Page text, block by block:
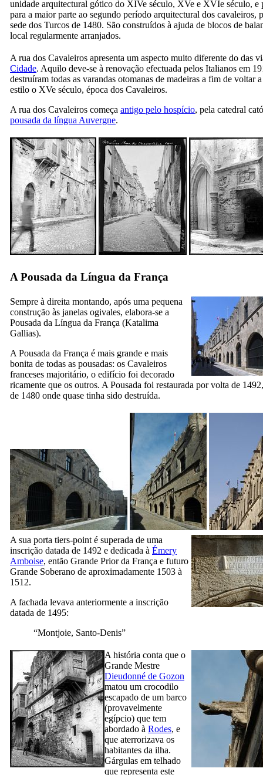
unidade arquitectural gótico do XIVe século, XVe e XVIe século, e
para a maior parte ao segundo período arquitectural dos cavaleiros,
sede dos Turcos de 1480. São construídos à ajuda de blocos de
local regularmente arranjados.
A rua dos Cavaleiros apresenta um aspecto muito diferente do das
Cidade. Aquilo deve-se à renovação efectuada pelos Italianos em
destruíram todas as varandas otomanas de madeiras a fim de voltar
estilo o XVe século, época dos Cavaleiros.
A rua dos Cavaleiros começa antigo pelo hospício, pela catedral
pousada da língua Auvergne.
A Pousada da Língua da França
Sempre à direita montando, após uma pequena
construção às janelas ogivales, elabora-se a
Pousada da Língua da França (Katalima
Gallias).
A Pousada da França é mais grande e mais
bonita de todas as pousadas: os Cavaleiros
franceses majoritário, o edifício foi decorado
ricamente que os outros. A Pousada foi restaurada por volta de
de 1480 onde quase tinha sido destruída.
A sua porta tiers-point é superada de uma
inscrição datada de 1492 e dedicada à Émery
Amboise, então Grande Prior da França e futuro
Grande Soberano de aproximadamente 1503 à
1512.
A fachada levava anteriormente a inscrição
datada de 1495:
“Montjoie, Santo-Denis”
A história conta que o
Grande Mestre
Dieudonné de Gozon
matou um crocodilo
escapado de um barco
(provavelmente
egípcio) que tem
abordado à Rodes, e
que aterrorizava os
habitantes da ilha.
Gárgulas em telhado
que representa este